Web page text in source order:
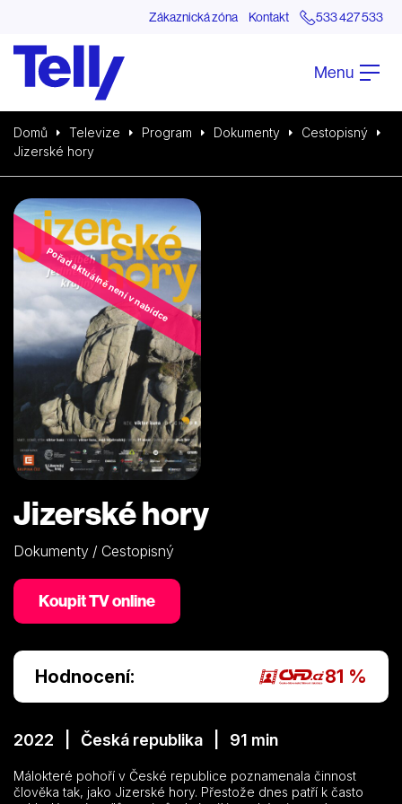
Zákaznická zóna Kontakt 533 427 533
Menu
Domů Televize Program Dokumenty
Cestopisný
Jizerské hory
Pořad aktuálně není v nabídce
Jizerské hory
Dokumenty / Cestopisný
Koupit TV online
Hodnocení: 81 %
2022 | Česká republika | 91 min
Málokteré pohoří v České republice poznamenala činnost
člověka tak, jako Jizerské hory. Přestože dnes patří k často